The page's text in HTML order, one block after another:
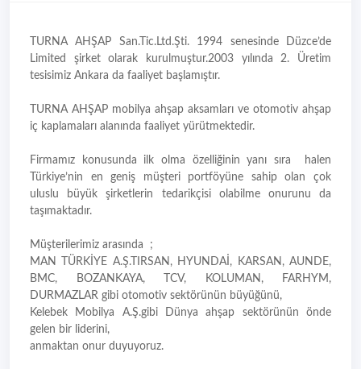
TURNA AHŞAP San.Tic.Ltd.Şti. 1994 senesinde Düzce’de
Limited şirket olarak kurulmuştur.2003 yılında 2. Üretim
tesisimiz Ankara da faaliyet başlamıştır.
TURNA AHŞAP mobilya ahşap aksamları ve otomotiv ahşap
iç kaplamaları alanında faaliyet yürütmektedir.
Firmamız konusunda ilk olma özelliğinin yanı sıra halen
Türkiye’nin en geniş müşteri portföyüne sahip olan çok
uluslu büyük şirketlerin tedarikçisi olabilme onurunu da
taşımaktadır.
Müşterilerimiz arasında ;
MAN TÜRKİYE A.Ş.TIRSAN, HYUNDAİ, KARSAN, AUNDE,
BMC, BOZANKAYA, TCV, KOLUMAN, FARHYM,
DURMAZLAR gibi otomotiv sektörünün büyüğünü,
Kelebek Mobilya A.Ş.gibi Dünya ahşap sektörünün önde
gelen bir liderini,
anmaktan onur duyuyoruz.